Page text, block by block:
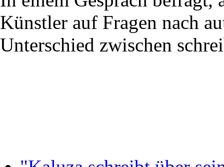
Künstler auf Fragen nach
Unterschied zwischen